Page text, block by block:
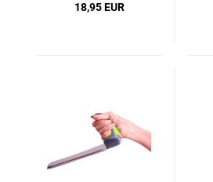
18,95 EUR